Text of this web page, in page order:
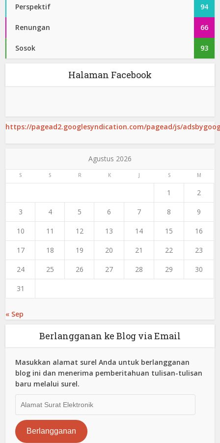
Perspektif 94
Renungan 66
Sosok 93
Halaman Facebook
https://pagead2.googlesyndication.com/pagead/js/
Agustus 2026
S S R K J S M
1 2
3 4 5 6 7 8 9
10 11 12 13 14 15 16
17 18 19 20 21 22 23
24 25 26 27 28 29 30
31
« Sep
Berlangganan ke Blog via Email
Masukkan alamat surel Anda untuk berlangganan
blog ini dan menerima pemberitahuan tulisan-tulisan
baru melalui surel.
Surat
Elektronik
Berlangganan